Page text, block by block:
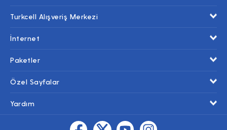
Turkcell Alışveriş Merkezi
İnternet
Paketler
Özel Sayfalar
Yardım